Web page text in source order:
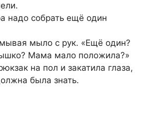
надо собрать ещё один
мыло с рук. «Ещё один?
Мама мало положила?»
на пол и закатила глаза,
была знать.